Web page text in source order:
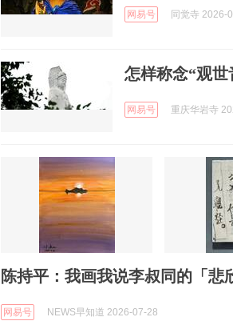
网易号 同觉寺 2026-
怎样称念“观世
网易号 重庆华岩寺
陈持平：我画我说李叔同的「悲
网易号 NEWS早知道 2026-07-28